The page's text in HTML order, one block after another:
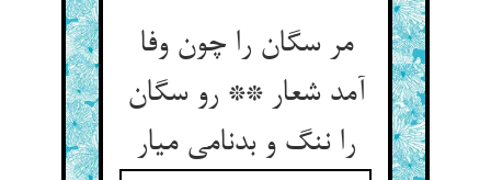
مر سگان را چون وفا
آمد شعار ** رو سگان
را ننگ و بدنامی میار